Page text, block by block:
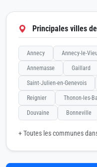
Principales villes
Annecy Annecy-le-
Annemasse Gaillard
Saint-Julien-en-Genevois
Reignier Thonon-les-
Douvaine Bonneville
+ Toutes les communes